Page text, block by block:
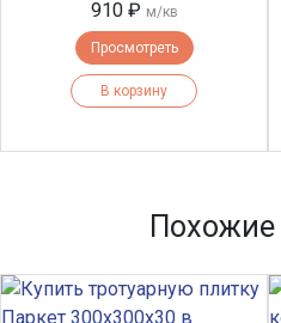
910 ₽ м/кв
Просмотреть
В корзину